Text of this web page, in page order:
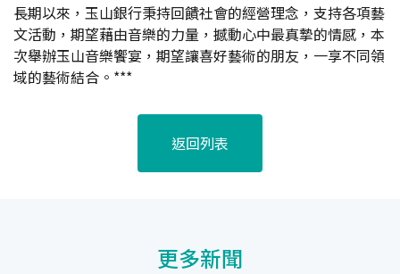
長期以來，玉山銀行秉持回饋社會的經營理念，支持各項藝
文活動，期望藉由音樂的力量，撼動心中最真摯的情感，本
次舉辦玉山音樂饗宴，期望讓喜好藝術的朋友，一享不同領
域的藝術結合。***
返回列表
更多新聞